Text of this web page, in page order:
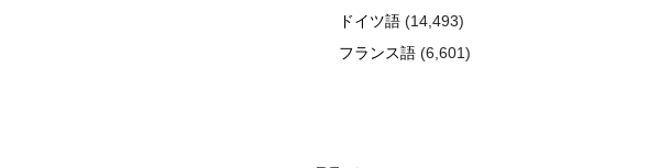
ドイツ語 (14,493)
フランス語 (6,601)